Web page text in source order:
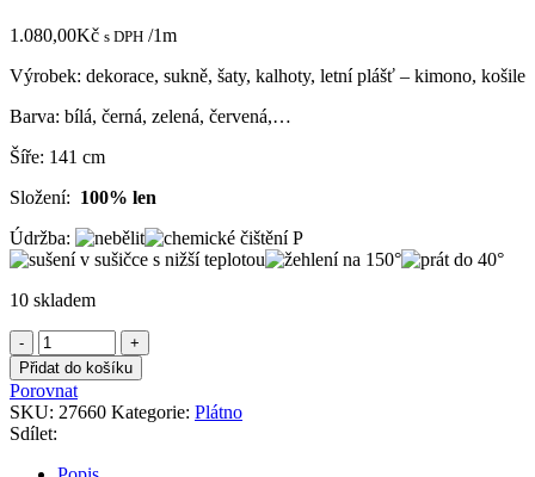
1.080,00Kč s DPH /1m
Výrobek: dekorace, sukně, šaty, kalhoty, letní plášť – kimono, košile
Barva: bílá, černá, zelená, červená,…
Šíře: 141 cm
Složení: 100% len
Údržba:
10 skladem
Plátno
bílé
lněné
se
vzorem
zelených
štětců
Přidat do košíku
Porovnat
SKU: 27660 Kategorie: Plátno
Sdílet: